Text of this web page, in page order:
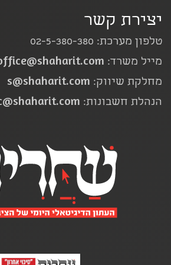
יצירת קשר
טלפון מערכת: 02-5-380-380
מייל משרד:
מחלקת שיווק: s@shaharit.com
הנהלת חשבונות: